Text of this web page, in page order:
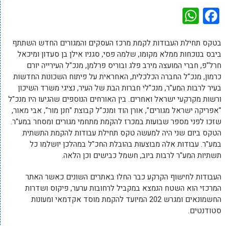
Facebook
בטקס תחילת העבודות לקמת מרכז העסקים והמגורים החדש השתתף
ביבס בנוכחות ממלא מקומו, שלמה פסי, סגניו אילן בן סעדון ומיכאל
חרל"פ, חברי המועצה מירב פלג ובוריס פרלמן, מנכ"ל העירייה יורם
כרמון, מנכ"ל החברה הכלכלית, האחראית על פיתוח השכונות החדשות
בעיר לרבות המע"ר, מנכ"לי חברות הבת של העיר, נציגי משרד השיכון
ורשות מקרקעי ישראל ואחרים. בין האורחים הנוספים שהגיעו היו מנכ"ל
"אפריקה ישראל מגורים", אורן הוד ומנכ"ל קבוצת "חנן מור", אבי מאור,
שזכו לפני מספר שבועות במכרז להקמת מתחמי מגורים ומסחר במע"ר.
הטקס ביום שני היה למעשה טקס תחילת עבודות להקמת התשתית
במע"ר. עבודות אלה מבוצעות בהובלת החכ"ל במהלכן יושלמו כל
תשתיות המע"ר לרבות ביוב, חשמל כבישים וכן הלאה.
העבודות לחישוף הקרקע כבר החלו באתרים השונים כאשר האתר
המרכזי הוא השטח הנמצא במקביל לרחובות ערער, פיקוס ושדרות
החשמונאים ומגרש 202 המיועד להקמת מוסד אקדמאי ומעונות
סטודנטים.